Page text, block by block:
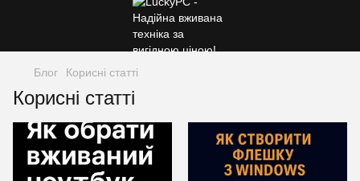
Блог Корисні статті
Корисні статті